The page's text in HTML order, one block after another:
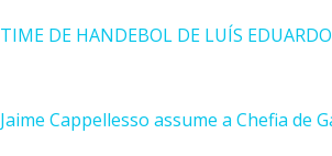
TIME DE HANDEBOL DE LUÍS
Jaime Cappellesso assume a Chefia de